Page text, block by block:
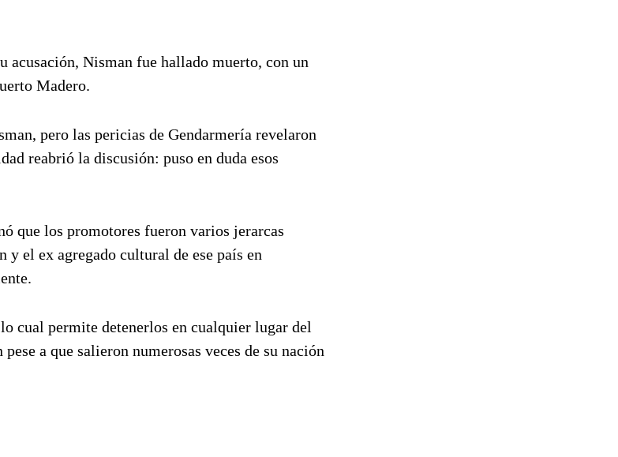
acusación, Nisman fue hallado muerto, con un
Madero.
pero las pericias de Gendarmería revelaron
reabrió la discusión: puso en duda esos
que los promotores fueron varios jerarcas
el ex agregado cultural de ese país en
cual permite detenerlos en cualquier lugar del
a que salieron numerosas veces de su nación